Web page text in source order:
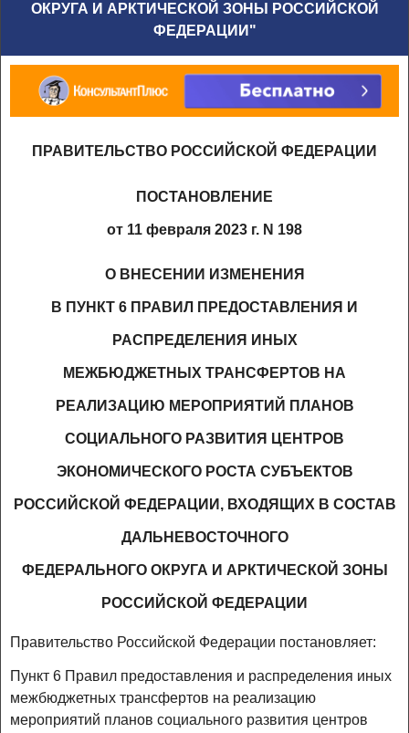
ОКРУГА И АРКТИЧЕСКОЙ ЗОНЫ РОССИЙСКОЙ
ФЕДЕРАЦИИ"
ПРАВИТЕЛЬСТВО РОССИЙСКОЙ ФЕДЕРАЦИИ
ПОСТАНОВЛЕНИЕ
от 11 февраля 2023 г. N 198
О ВНЕСЕНИИ ИЗМЕНЕНИЯ
В ПУНКТ 6 ПРАВИЛ ПРЕДОСТАВЛЕНИЯ И
РАСПРЕДЕЛЕНИЯ ИНЫХ
МЕЖБЮДЖЕТНЫХ ТРАНСФЕРТОВ НА
РЕАЛИЗАЦИЮ МЕРОПРИЯТИЙ ПЛАНОВ
СОЦИАЛЬНОГО РАЗВИТИЯ ЦЕНТРОВ
ЭКОНОМИЧЕСКОГО РОСТА СУБЪЕКТОВ
РОССИЙСКОЙ ФЕДЕРАЦИИ, ВХОДЯЩИХ В СОСТАВ
ДАЛЬНЕВОСТОЧНОГО
ФЕДЕРАЛЬНОГО ОКРУГА И АРКТИЧЕСКОЙ ЗОНЫ
РОССИЙСКОЙ ФЕДЕРАЦИИ
Правительство Российской Федерации постановляет:
Пункт 6 Правил предоставления и распределения иных
межбюджетных трансфертов на реализацию
мероприятий планов социального развития центров